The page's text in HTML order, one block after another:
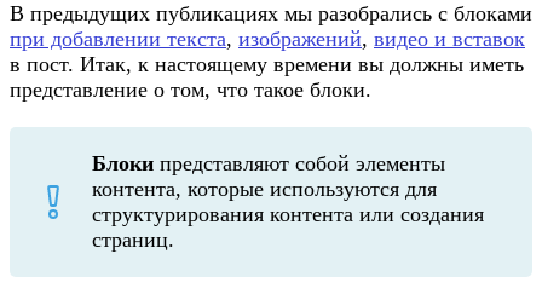
В предыдущих публикациях мы разобрались с блоками
при добавлении текста, изображений, видео и вставок
в пост. Итак, к настоящему времени вы должны иметь
представление о том, что такое блоки.
Блоки представляют собой элементы
контента, которые используются для
структурирования контента или создания
страниц.